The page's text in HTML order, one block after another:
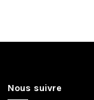
Nous suivre